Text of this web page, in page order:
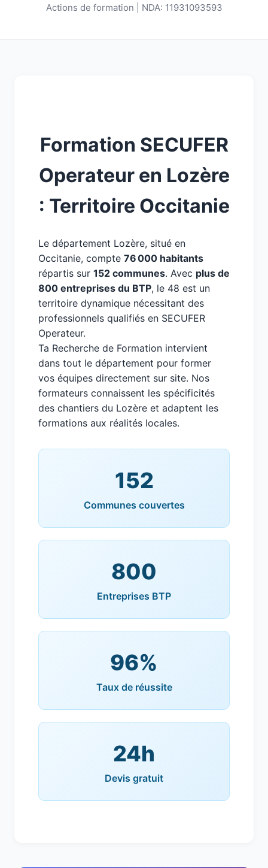
Actions de formation | NDA: 11931093593
Formation SECUFER
Operateur en Lozère
: Territoire Occitanie
Le département Lozère, situé en
Occitanie, compte 76 000 habitants
répartis sur 152 communes. Avec plus de
800 entreprises du BTP, le 48 est un
territoire dynamique nécessitant des
professionnels qualifiés en SECUFER
Operateur.
Ta Recherche de Formation intervient
dans tout le département pour former
vos équipes directement sur site. Nos
formateurs connaissent les spécificités
des chantiers du Lozère et adaptent les
formations aux réalités locales.
152
Communes couvertes
800
Entreprises BTP
96%
Taux de réussite
24h
Devis gratuit